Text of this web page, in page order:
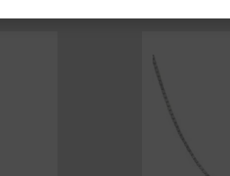
con exclusión de datos sensibles) y análisis de formularios.